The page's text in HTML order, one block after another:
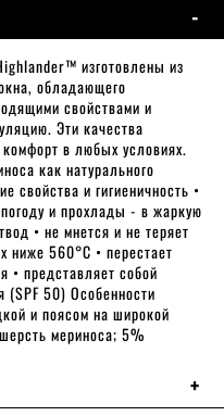
изготовлены из
обладающего
свойствами и
Эти качества
комфорт в любых условиях.
как натурального
свойства и гигиеничность •
и прохлады - в жаркую
• не мнется и не теряет
ниже 560°С • перестает
• представляет собой
(SPF 50) Особенности
и поясом на широкой
мериноса; 5%